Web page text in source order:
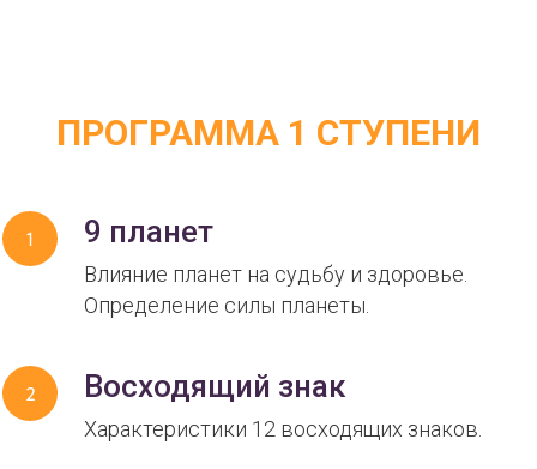
ПРОГРАММА 1 СТУПЕНИ
9 планет
Влияние планет на судьбу и здоровье.
Определение силы планеты.
Восходящий знак
Характеристики 12 восходящих знаков.